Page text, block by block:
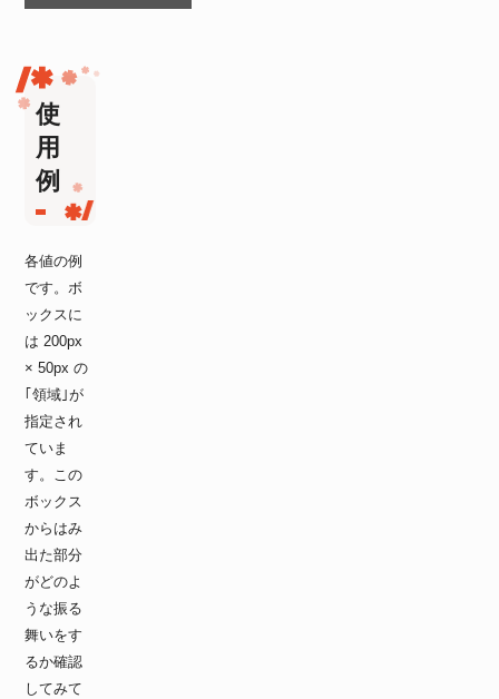
使
用
例
各値の例
です。ボ
ックスに
は 200px
× 50px の
｢領域｣が
指定され
ていま
す。この
ボックス
からはみ
出た部分
がどのよ
うな振る
舞いをす
るか確認
してみて